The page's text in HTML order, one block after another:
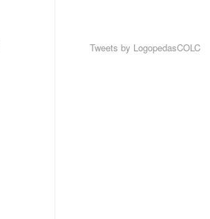
Tweets by LogopedasCOLC